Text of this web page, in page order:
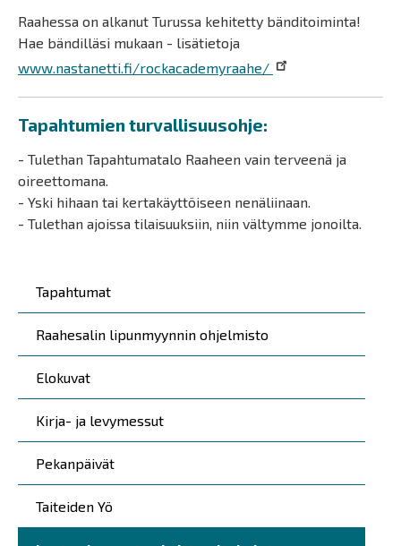
Päävalikko
Tapahtumat
Raahesalin lipunmyynnin ohjelmisto
Elokuvat
Kirja- ja levymessut
Pekanpäivät
Taiteiden Yö
Raahessa on alkanut Turussa kehitetty bänditoiminta!
Hae bändilläsi mukaan - lisätietoja
www.nastanetti.fi/rockacademyraahe/
Tapahtumien turvallisuusohje:
- Tulethan Tapahtumatalo Raaheen vain terveenä ja
oireettomana.
- Yski hihaan tai kertakäyttöiseen nenäliinaan.
- Tulethan ajoissa tilaisuuksiin, niin vältymme jonoilta.